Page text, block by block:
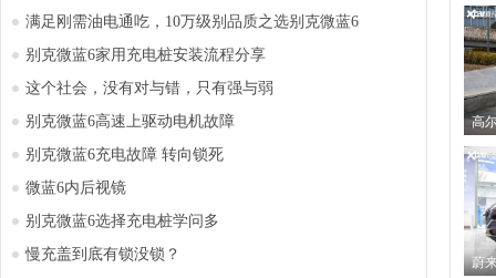
满足刚需油电通吃，10万级别品质之选别克微蓝6
别克微蓝6家用充电桩安装流程分享
这个社会，没有对与错，只有强与弱
别克微蓝6高速上驱动电机故障
别克微蓝6充电故障 转向锁死
微蓝6内后视镜
别克微蓝6选择充电桩学问多
慢充盖到底有锁没锁？